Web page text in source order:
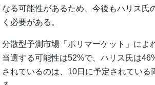
なる可能性があるため、今後もハリス氏
く必要がある。
分散型予測市場「ポリマーケット」によ
当選する可能性は52%で、ハリス氏は
されているのは、10日に予定されている